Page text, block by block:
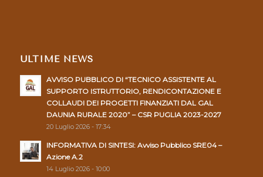
ULTIME NEWS
AVVISO PUBBLICO DI “TECNICO ASSISTENTE AL
SUPPORTO ISTRUTTORIO, RENDICONTAZIONE E
COLLAUDI DEI PROGETTI FINANZIATI DAL GAL
DAUNIA RURALE 2020” – CSR PUGLIA 2023-2027
20 Luglio 2026 - 17:34
INFORMATIVA DI SINTESI: Avviso Pubblico SRE04 –
Azione A.2
14 Luglio 2026 - 10:00